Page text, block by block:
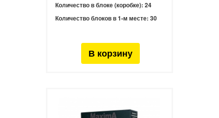
Количество в блоке (коробке): 24
Количество блоков в 1-м месте: 30